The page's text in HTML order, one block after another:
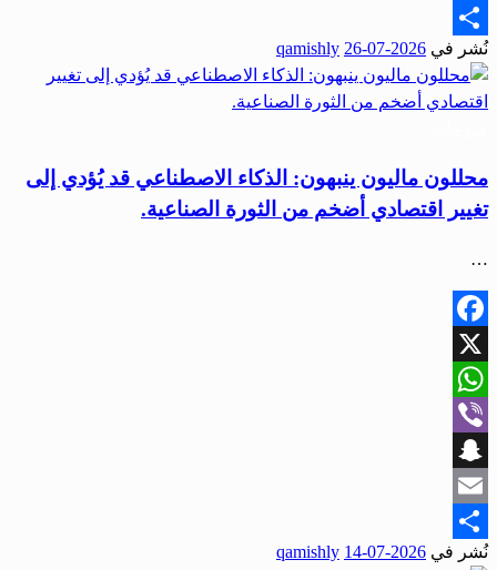
Email
Share
نُشر في 2026-07-26
qamishly
محللون ماليون ينبهون: الذكاء الاصطناعي قد يُؤدي إلى
تغيير اقتصادي أضخم من الثورة الصناعية.
…
Facebook
X
WhatsApp
Viber
Snapchat
Email
Share
نُشر في 2026-07-14
qamishly